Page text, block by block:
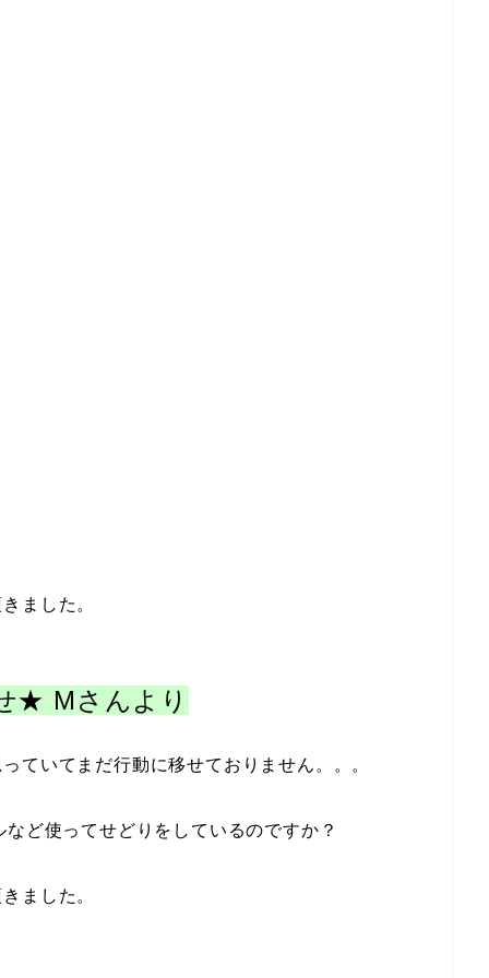
ました。
★ Mさんより
ていてまだ行動に移せておりません。。。
ど使ってせどりをしているのですか？
ました。